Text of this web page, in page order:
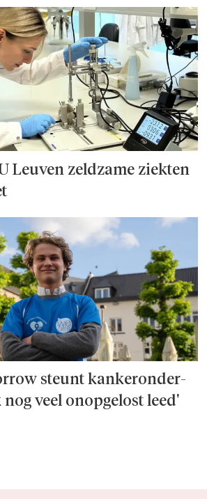
Leuven zeldzame ziekten
steunt kanker­onder­
veel onopgelost leed'